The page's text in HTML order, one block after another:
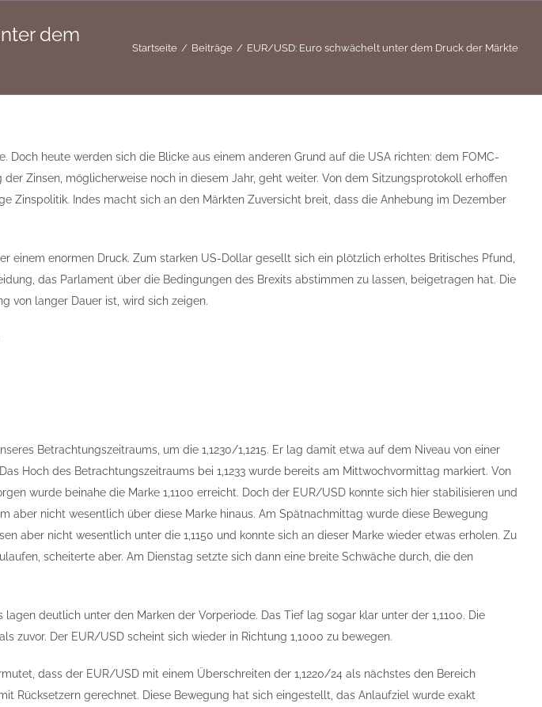
dem
Startseite Beiträge EUR/USD: Euro schwächelt unter dem Druck der Märkte
Doch heute werden sich die Blicke aus einem anderen Grund auf die USA richten: dem FOMC-
Zinsen, möglicherweise noch in diesem Jahr, geht weiter. Von dem Sitzungsprotokoll erhoffen
Zinspolitik. Indes macht sich an den Märkten Zuversicht breit, dass die Anhebung im Dezember
einem enormen Druck. Zum starken US-Dollar gesellt sich ein plötzlich erholtes Britisches Pfund,
das Parlament über die Bedingungen des Brexits abstimmen zu lassen, beigetragen hat. Die
von langer Dauer ist, wird sich zeigen.
Betrachtungszeitraums, um die 1,1230/1,1215. Er lag damit etwa auf dem Niveau von einer
Hoch des Betrachtungszeitraums bei 1,1233 wurde bereits am Mittwochvormittag markiert. Von
wurde beinahe die Marke 1,1100 erreicht. Doch der EUR/USD konnte sich hier stabilisieren und
aber nicht wesentlich über diese Marke hinaus. Am Spätnachmittag wurde diese Bewegung
aber nicht wesentlich unter die 1,1150 und konnte sich an dieser Marke wieder etwas erholen. Zu
scheiterte aber. Am Dienstag setzte sich dann eine breite Schwäche durch, die den
deutlich unter den Marken der Vorperiode. Das Tief lag sogar klar unter der 1,1100. Die
zuvor. Der EUR/USD scheint sich wieder in Richtung 1,1000 zu bewegen.
dass der EUR/USD mit einem Überschreiten der 1,1220/24 als nächstes den Bereich
Rücksetzern gerechnet. Diese Bewegung hat sich eingestellt, das Anlaufziel wurde exakt